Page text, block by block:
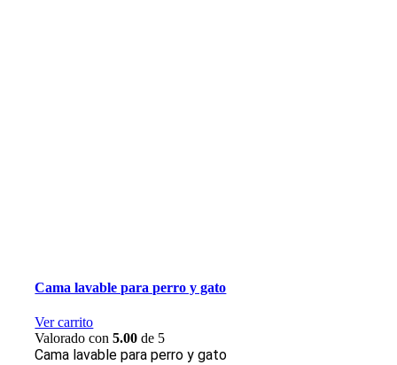
Cama lavable para perro y gato
Ver carrito
Valorado con5.00 de 5
Cama lavable para perro y gato